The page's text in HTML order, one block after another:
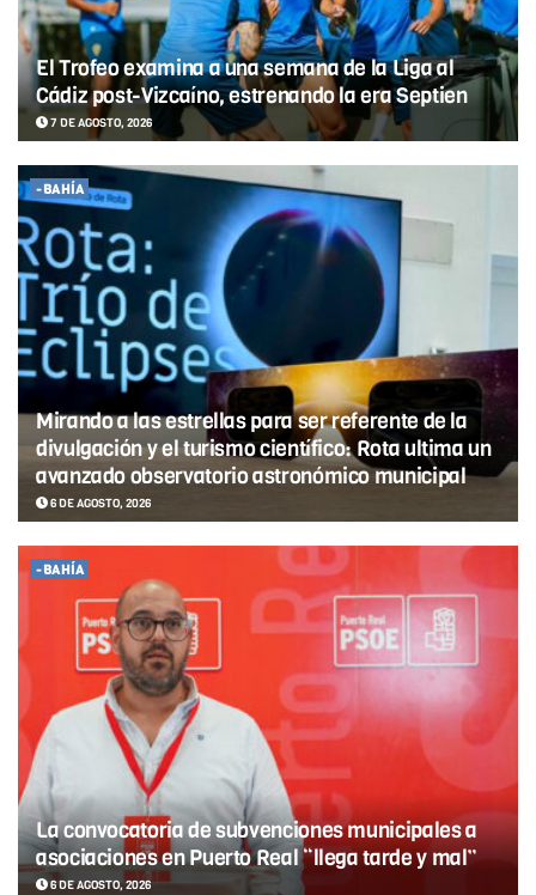
El Trofeo examina a una semana de la Liga al
Cádiz post-Vizcaíno, estrenando la era Septien
7 DE AGOSTO, 2026
-BAHÍA
Mirando a las estrellas para ser referente de la
divulgación y el turismo científico: Rota ultima un
avanzado observatorio astronómico municipal
6 DE AGOSTO, 2026
-BAHÍA
La convocatoria de subvenciones municipales a
asociaciones en Puerto Real “llega tarde y mal”
6 DE AGOSTO, 2026